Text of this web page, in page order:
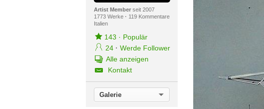
Artist Memberseit 2007
1773 Werke · 119 Kommentare
Italien
143 · Populär
24 · Werde Follower
Alle anzeigen
Kontakt
Galerie